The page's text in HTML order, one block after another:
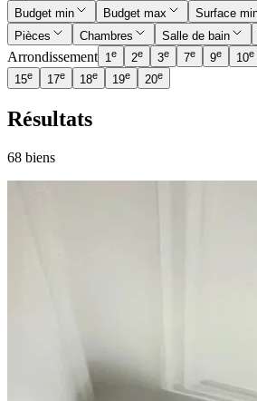
Budget min Budget max Surface
Pièces
Chambres Salle de bain
Arrondissement 1 e 2e 3e 7e 9e 10e
15e 17e 18e 19e 20e
Résultats
68 biens